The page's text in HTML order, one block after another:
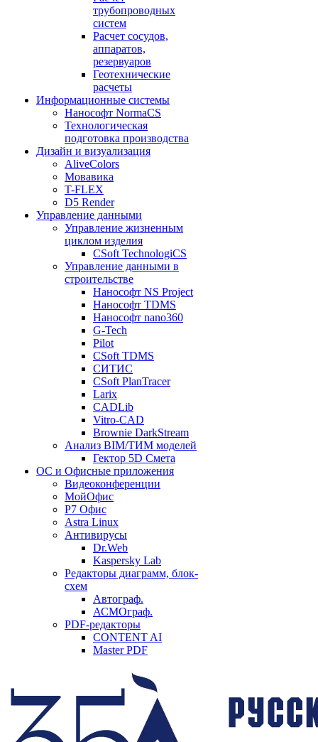
трубопроводных
систем
Расчет сосудов,
аппаратов,
резервуаров
Геотехнические
расчеты
Информационные системы
Нанософт NormaCS
Технологическая
подготовка производства
Дизайн и визуализация
AliveColors
Мовавика
T-FLEX
D5 Render
Управление данными
Управление жизненным
циклом изделия
CSoft TechnologiCS
Управление данными в
строительстве
Нанософт NS Project
Нанософт TDMS
Нанософт nano360
G-Tech
Pilot
CSoft TDMS
СИТИС
CSoft PlanTracer
Larix
CADLib
Vitro-CAD
Brownie DarkStream
Анализ BIM/ТИМ моделей
Гектор 5D Смета
ОС и Офисные приложения
Видеоконференции
МойОфис
P7 Офис
Astra Linux
Антивирусы
Dr.Web
Kaspersky Lab
Редакторы диаграмм, блок-
схем
Автограф.
АСМОграф.
PDF-редакторы
CONTENT AI
Master PDF